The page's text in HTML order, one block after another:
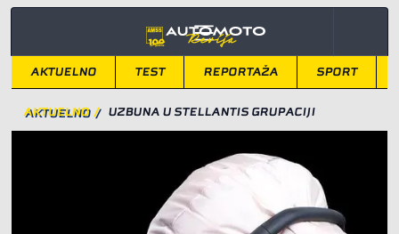
AKTUELNO TEST REPORTAŽA SPORT
AKTUELNO / UZBUNA U STELLANTIS GRUPACIJI